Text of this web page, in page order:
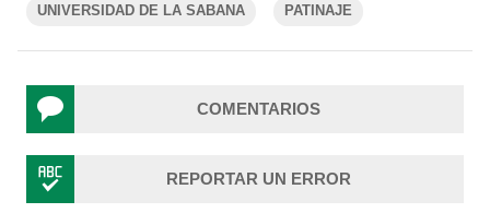
UNIVERSIDAD DE LA SABANA PATINAJE
COMENTARIOS
REPORTAR UN ERROR